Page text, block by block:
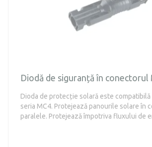
Diodă de siguranță în conectorul
Dioda de protecție solară este
seria MC4. Protejează panourile solare în
paralele. Protejează împotriva fluxului de
caracterizează printr-o conectare rapidă și